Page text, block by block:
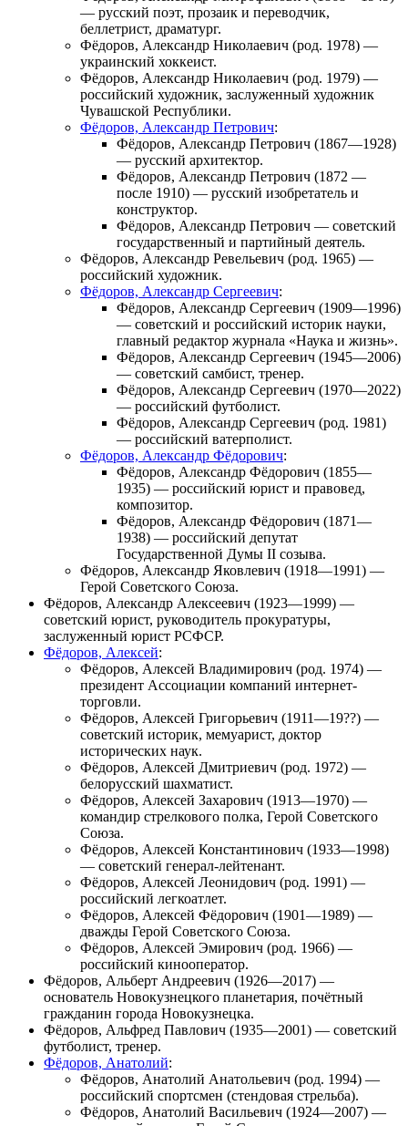
— русский поэт, прозаик и переводчик,
беллетрист, драматург.
Фёдоров, Александр Николаевич (род. 1978) —
украинский хоккеист.
Фёдоров, Александр Николаевич (род. 1979) —
российский художник, заслуженный художник
Чувашской Республики.
Фёдоров, Александр Петрович:
Фёдоров, Александр Петрович (1867—1928)
— русский архитектор.
Фёдоров, Александр Петрович (1872 —
после 1910) — русский изобретатель и
конструктор.
Фёдоров, Александр Петрович — советский
государственный и партийный деятель.
Фёдоров, Александр Ревельевич (род. 1965) —
российский художник.
Фёдоров, Александр Сергеевич:
Фёдоров, Александр Сергеевич (1909—1996)
— советский и российский историк науки,
главный редактор журнала «Наука и жизнь».
Фёдоров, Александр Сергеевич (1945—2006)
— советский самбист, тренер.
Фёдоров, Александр Сергеевич (1970—2022)
— российский футболист.
Фёдоров, Александр Сергеевич (род. 1981)
— российский ватерполист.
Фёдоров, Александр Фёдорович:
Фёдоров, Александр Фёдорович (1855—
1935) — российский юрист и правовед,
композитор.
Фёдоров, Александр Фёдорович (1871—
1938) — российский депутат
Государственной Думы II созыва.
Фёдоров, Александр Яковлевич (1918—1991) —
Герой Советского Союза.
Фёдоров, Александр Алексеевич (1923—1999) —
советский юрист, руководитель прокуратуры,
заслуженный юрист РСФСР.
Фёдоров, Алексей:
Фёдоров, Алексей Владимирович (род. 1974) —
президент Ассоциации компаний интернет-
торговли.
Фёдоров, Алексей Григорьевич (1911—19??) —
советский историк, мемуарист, доктор
исторических наук.
Фёдоров, Алексей Дмитриевич (род. 1972) —
белорусский шахматист.
Фёдоров, Алексей Захарович (1913—1970) —
командир стрелкового полка, Герой Советского
Союза.
Фёдоров, Алексей Константинович (1933—1998)
— советский генерал-лейтенант.
Фёдоров, Алексей Леонидович (род. 1991) —
российский легкоатлет.
Фёдоров, Алексей Фёдорович (1901—1989) —
дважды Герой Советского Союза.
Фёдоров, Алексей Эмирович (род. 1966) —
российский кинооператор.
Фёдоров, Альберт Андреевич (1926—2017) —
основатель Новокузнецкого планетария, почётный
гражданин города Новокузнецка.
Фёдоров, Альфред Павлович (1935—2001) — советский
футболист, тренер.
Фёдоров, Анатолий:
Фёдоров, Анатолий Анатольевич (род. 1994) —
российский спортсмен (стендовая стрельба).
Фёдоров, Анатолий Васильевич (1924—2007) —